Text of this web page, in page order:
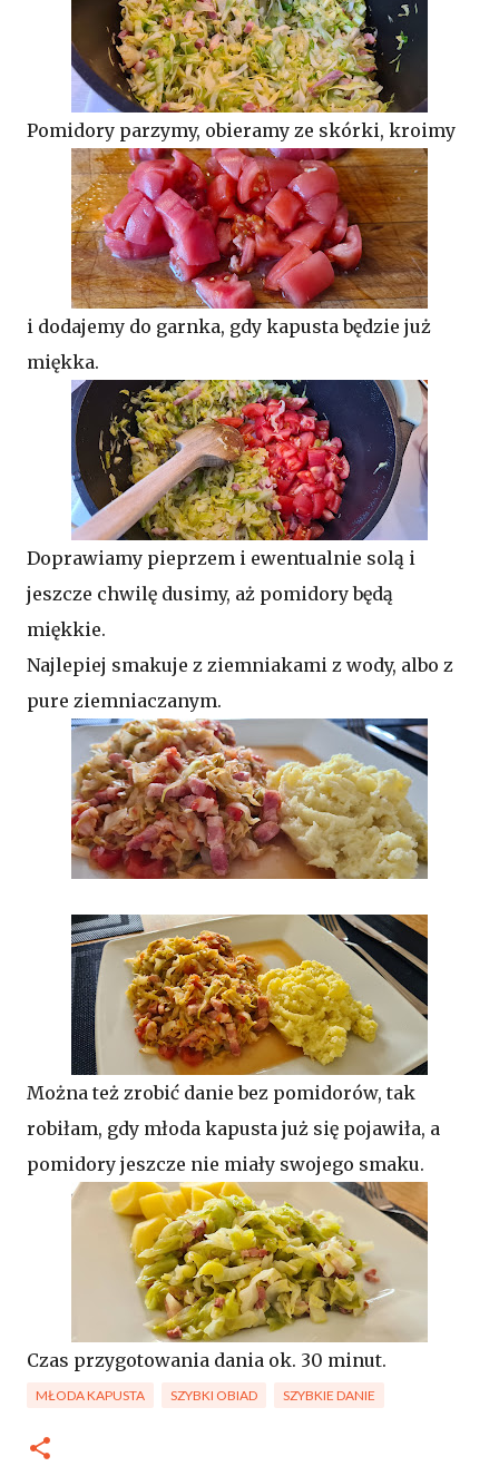
Pomidory parzymy, obieramy ze skórki, kroimy
i dodajemy do garnka, gdy kapusta będzie już
miękka.
Doprawiamy pieprzem i ewentualnie solą i
jeszcze chwilę dusimy, aż pomidory będą
miękkie.
Najlepiej smakuje z ziemniakami z wody, albo z
pure ziemniaczanym.
Można też zrobić danie bez pomidorów, tak
robiłam, gdy młoda kapusta już się pojawiła, a
pomidory jeszcze nie miały swojego smaku.
Czas przygotowania dania ok. 30 minut.
MŁODA KAPUSTA SZYBKI OBIAD SZYBKIE DANIE